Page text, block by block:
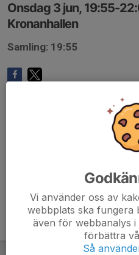
Onsdag 3 jun, 19:55-
Kronanhallen
Samling: 19:55
Vi använder oss av
webbplats ska fungera
även för webbanalys
förbättra
Så